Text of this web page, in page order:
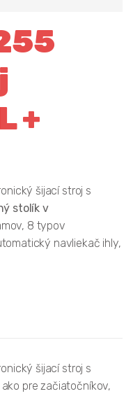
+
šijací stroj s
stolík v
8 typov
navliekač ihly,
šijací stroj s
pre začiatočníkov,